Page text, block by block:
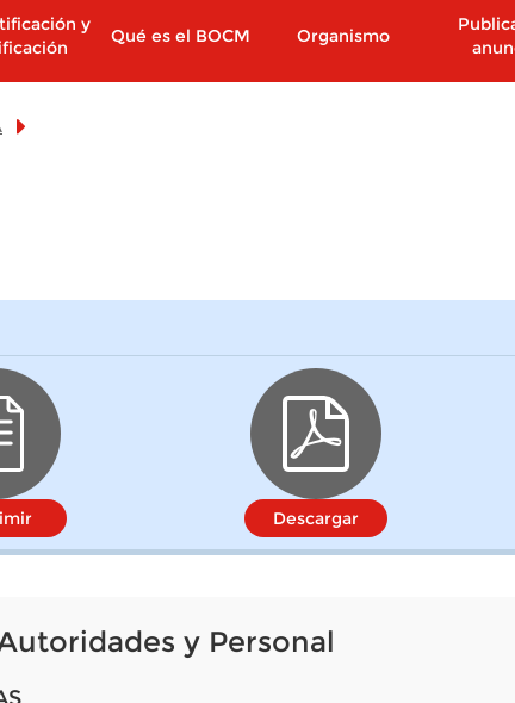
y
Qué es el BOCM Organismo
Descargar
y Personal